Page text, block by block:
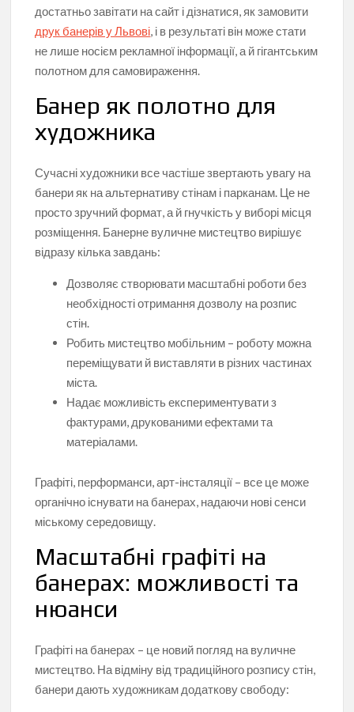
достатньо завітати на сайт і дізнатися, як замовити
друк банерів у Львові, і в результаті він може стати
не лише носієм рекламної інформації, а й гігантським
полотном для самовираження.
Банер як полотно для
художника
Сучасні художники все частіше звертають увагу на
банери як на альтернативу стінам і парканам. Це не
просто зручний формат, а й гнучкість у виборі місця
розміщення. Банерне вуличне мистецтво вирішує
відразу кілька завдань:
Дозволяє створювати масштабні роботи без
необхідності отримання дозволу на розпис
стін.
Робить мистецтво мобільним – роботу можна
переміщувати й виставляти в різних частинах
міста.
Надає можливість експериментувати з
фактурами, друкованими ефектами та
матеріалами.
Графіті, перформанси, арт-інсталяції – все це може
органічно існувати на банерах, надаючи нові сенси
міському середовищу.
Масштабні графіті на
банерах: можливості та
нюанси
Графіті на банерах – це новий погляд на вуличне
мистецтво. На відміну від традиційного розпису стін,
банери дають художникам додаткову свободу: